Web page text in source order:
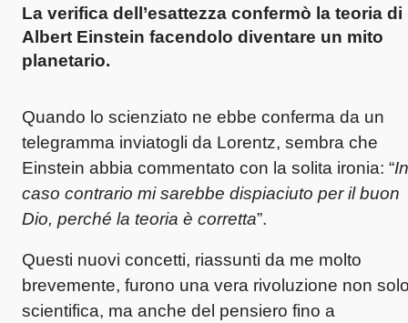
La verifica dell’esattezza confermò la teoria di
Albert Einstein facendolo diventare un mito
planetario.
Quando lo scienziato ne ebbe conferma da un
telegramma inviatogli da Lorentz, sembra che
Einstein abbia commentato con la solita ironia: “In
caso contrario mi sarebbe dispiaciuto per il buon
Dio, perché la teoria è corretta”.
Questi nuovi concetti, riassunti da me molto
brevemente, furono una vera rivoluzione non
scientifica, ma anche del pensiero fino a